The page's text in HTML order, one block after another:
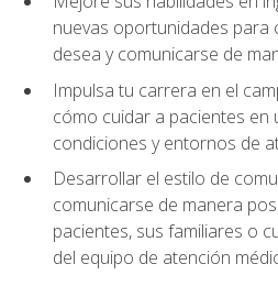
nuevas oportunidades para
desea y comunicarse de
Impulsa tu carrera en el
cómo cuidar a pacientes en
condiciones y entornos de
Desarrollar el estilo de
comunicarse de manera
pacientes, sus familiares o
del equipo de atención